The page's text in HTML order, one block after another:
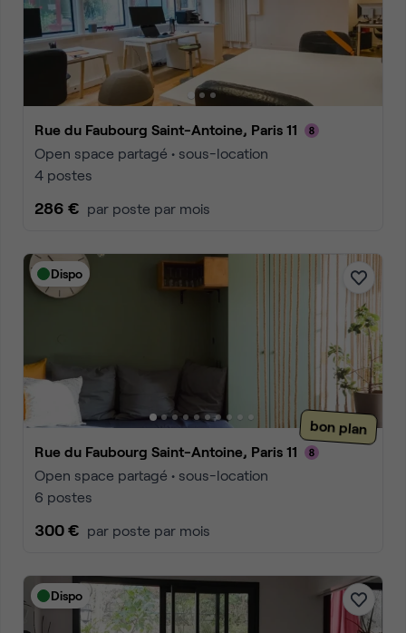
Rue du Faubourg Saint-Antoine, Paris 11
Open space partagé • sous-location
4 postes
286 € par poste par mois
Dispo
bon plan
Rue du Faubourg Saint-Antoine, Paris 11
Open space partagé • sous-location
6 postes
300 € par poste par mois
Dispo